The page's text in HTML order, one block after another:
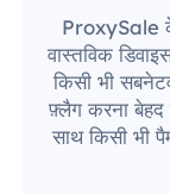
ProxySale
वास्तविक
किसी भी
फ़्लैग करना
साथ किसी भी